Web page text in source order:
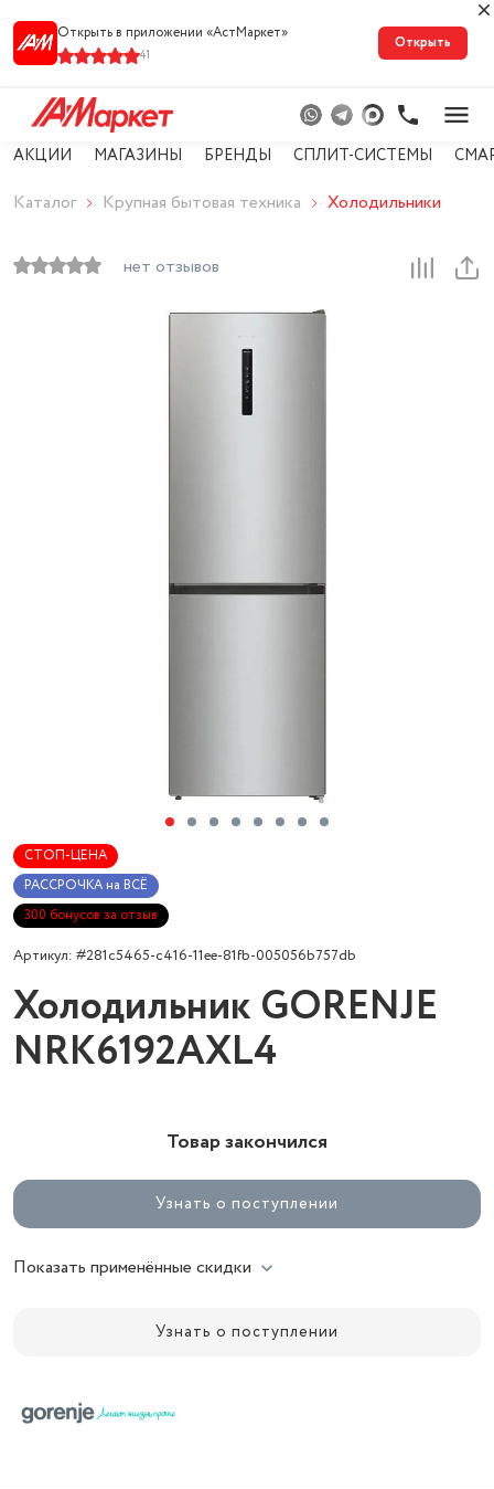
Открыть в приложении «АстМарке‪т‬»
41
Открыть
АКЦИИ МАГАЗИНЫ БРЕНДЫ СПЛИТ-СИСТЕМЫ
Каталог Крупная бытовая техника Холодильники
нет отзывов
СТОП-ЦЕНА
РАССРОЧКА на ВСЁ
300 бонусов за отзыв
Артикул: #281c5465-c416-11ee-81fb-005056b757db
Холодильник GORENJE
NRK6192AXL4
Товар закончился
Узнать о поступлении
Показать применённые скидки
Узнать о поступлении